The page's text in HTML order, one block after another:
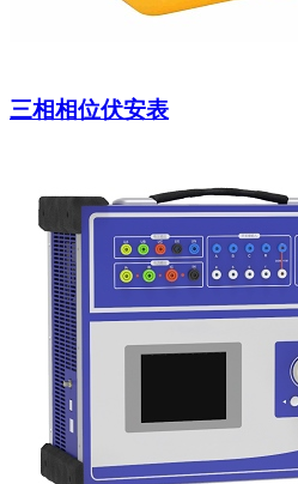
三相相位伏安表